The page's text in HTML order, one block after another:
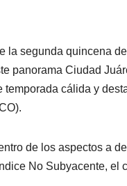
la segunda quincena
panorama Ciudad
cálida y
de los aspectos a
No Subyacente,